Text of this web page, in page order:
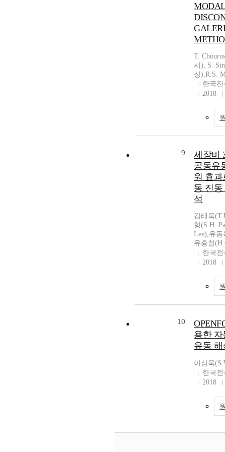
T.
시), S.
싱),R.S.
한국
2018
9
세장비
공동유
원 효과
동 진동
석
김태욱
형(S.H.
Lee),유동
유흥철
한국
2018
10
용한
유동 해
이상욱
한국
2018